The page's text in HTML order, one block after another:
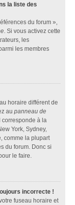
la liste des
du forum »,
. Si vous activez cette
les
les membres
horaire différent de
au panneau de
corresponde à la
York, Sydney,
comme la plupart
du forum. Donc si
le faire.
incorrecte !
fuseau horaire et